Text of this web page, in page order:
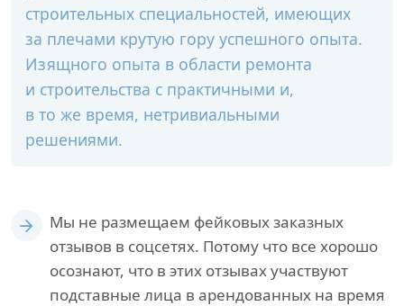
строительных специальностей, имеющих
за плечами крутую гору успешного опыта.
Изящного опыта в области ремонта
и строительства с практичными и,
в то же время, нетривиальными
решениями.
Мы не размещаем фейковых заказных
отзывов в соцсетях. Потому что все хорошо
осознают, что в этих отзывах участвуют
подставные лица в арендованных на время